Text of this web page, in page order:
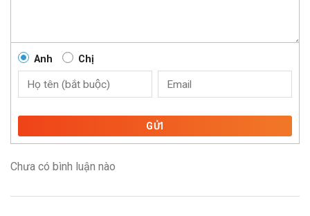
Anh Chị
GỬI
Chưa có bình luận nào